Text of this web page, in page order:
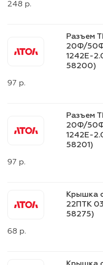
248 р.
Разъем
20Ф/
1242E-
58200)
97 р.
Разъем
20Ф/
1242E-
58201)
97 р.
Крышка
22ПТК
58275)
68 р.